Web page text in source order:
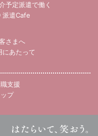
予定派遣で働く
派遣Cafe
さまへ
にあたって
支援
プ